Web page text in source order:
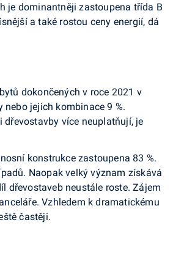
je dominantněji zastoupena třída B
a také rostou ceny energií, dá
dokončených v roce 2021 v
jejich kombinace 9 %.
více neuplatňují, je
konstrukce zastoupena 83 %.
Naopak velký význam získává
dřevostaveb neustále roste. Zájem
Vzhledem k dramatickému
častěji.